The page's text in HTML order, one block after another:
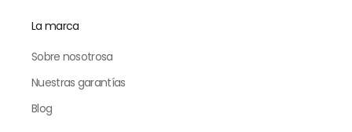
La marca
Sobre nosotrosa
Nuestras garantías
Blog